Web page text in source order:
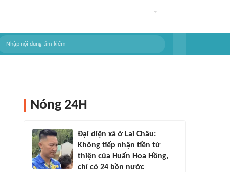
Nóng 24H
Đại diện xã ở Lai Châu:
Không tiếp nhận tiền từ
thiện của Huấn Hoa Hồng,
chỉ có 24 bồn nước